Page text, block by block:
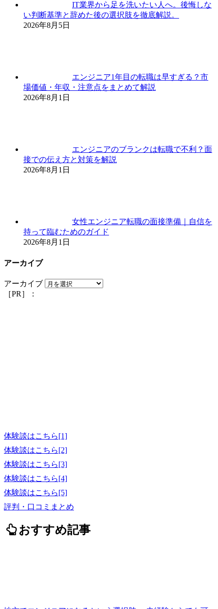
IT業界から足を洗いたい人へ。後悔しな
い判断基準と辞めた後の選択肢を徹底解説。
2026年8月5日
エンジニア1年目の転職は早すぎる？市
場価値・年収・注意点をまとめて解説
2026年8月1日
エンジニアのブランクは転職で不利？面
接での伝え方と対策を解説
2026年8月1日
女性エンジニア転職の面接準備｜自信を
持って臨むためのガイド
2026年8月1日
アーカイブ
アーカイブ
［PR］：
体験談はこちら[1]
体験談はこちら[2]
体験談はこちら[3]
体験談はこちら[4]
体験談はこちら[5]
評判・口コミまとめ
おすすめ記事